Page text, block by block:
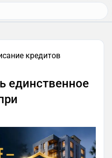
кредитов
единственное